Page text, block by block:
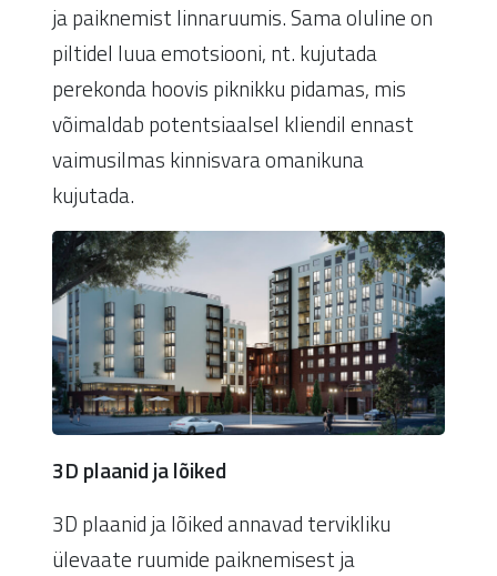
ja paiknemist linnaruumis. Sama oluline on
piltidel luua emotsiooni, nt. kujutada
perekonda hoovis piknikku pidamas, mis
võimaldab potentsiaalsel kliendil ennast
vaimusilmas kinnisvara omanikuna
kujutada.
3D plaanid ja lõiked
3D plaanid ja lõiked annavad tervikliku
ülevaate ruumide paiknemisest ja